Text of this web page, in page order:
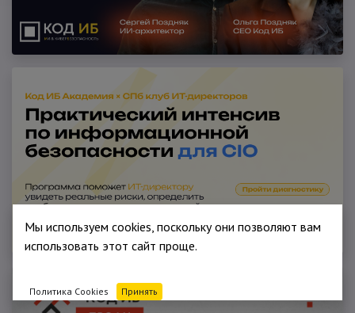
Мы используем cookies, поскольку они позволяют вам
использовать этот сайт проще.
Политика Cookies Принять